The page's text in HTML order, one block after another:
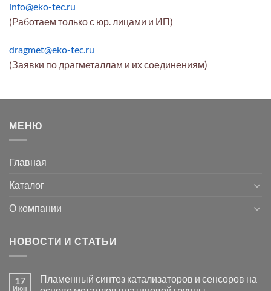
info@eko-tec.ru
(Работаем только с юр. лицами и ИП)
dragmet@eko-tec.ru
(Заявки по драгметаллам и их соединениям)
МЕНЮ
Главная
Каталог
О компании
НОВОСТИ И СТАТЬИ
17
Июн
Пламенный синтез катализаторов и сенсоров на